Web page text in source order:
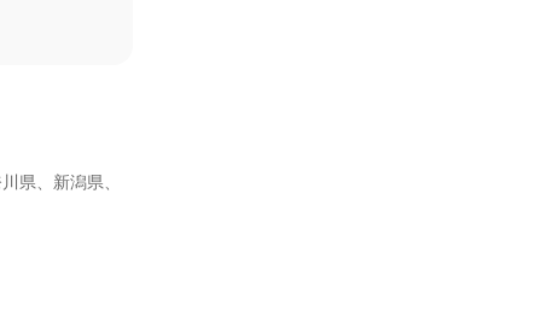
県、新潟県、